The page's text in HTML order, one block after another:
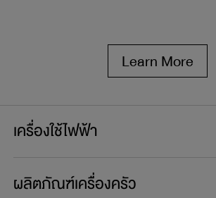
Learn More
เครื่องใช้ไฟฟ้า
ผลิตภัณฑ์เครื่องครัว